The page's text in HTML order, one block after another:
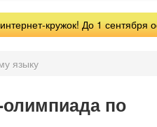
кружок! До 1 сентября
языку
олимпиада по